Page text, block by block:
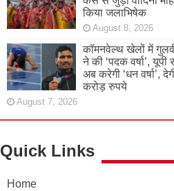
किया जलाभिषेक
August 8, 2026
कॉमनवेल्थ खेलों में
ने की ‘पदक वर्षा’, यूपी
अब करेगी ‘धन वर्षा’,
करोड़ रुपये
August 7, 2026
Quick Links
Home